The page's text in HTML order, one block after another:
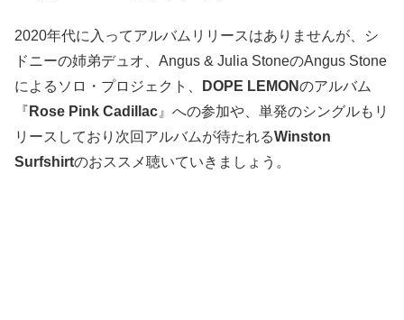
2020年代に入ってアルバムリリースはありませんが、シ
ドニーの姉弟デュオ、Angus & Julia StoneのAngus Stone
によるソロ・プロジェクト、
DOPE LEMONのアルバム
『 Rose Pink Cadillac』への参加や、単発のシングルもリ
リースしており次回アルバムが待たれるWinston
Surfshirtのおススメ聴いていきましょう。